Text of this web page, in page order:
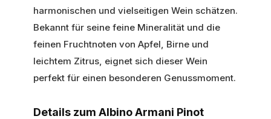
harmonischen und vielseitigen Wein schätzen.
Bekannt für seine feine Mineralität und die
feinen Fruchtnoten von Apfel, Birne und
leichtem Zitrus, eignet sich dieser Wein
perfekt für einen besonderen Genussmoment.
Details zum Albino Armani Pinot